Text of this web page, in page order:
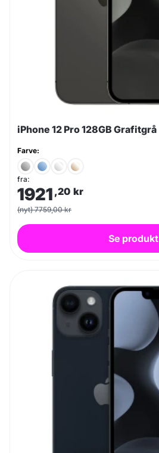
iPhone 12 Pro 128GB Grafitgrå
Farve:
fra:
1921 ,20 kr
(nyt) 7759,00 kr
Se produkt